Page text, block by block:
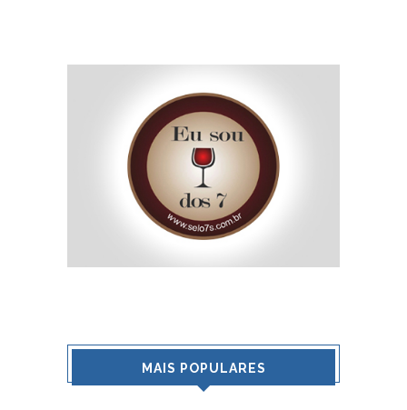
MAIS POPULARES